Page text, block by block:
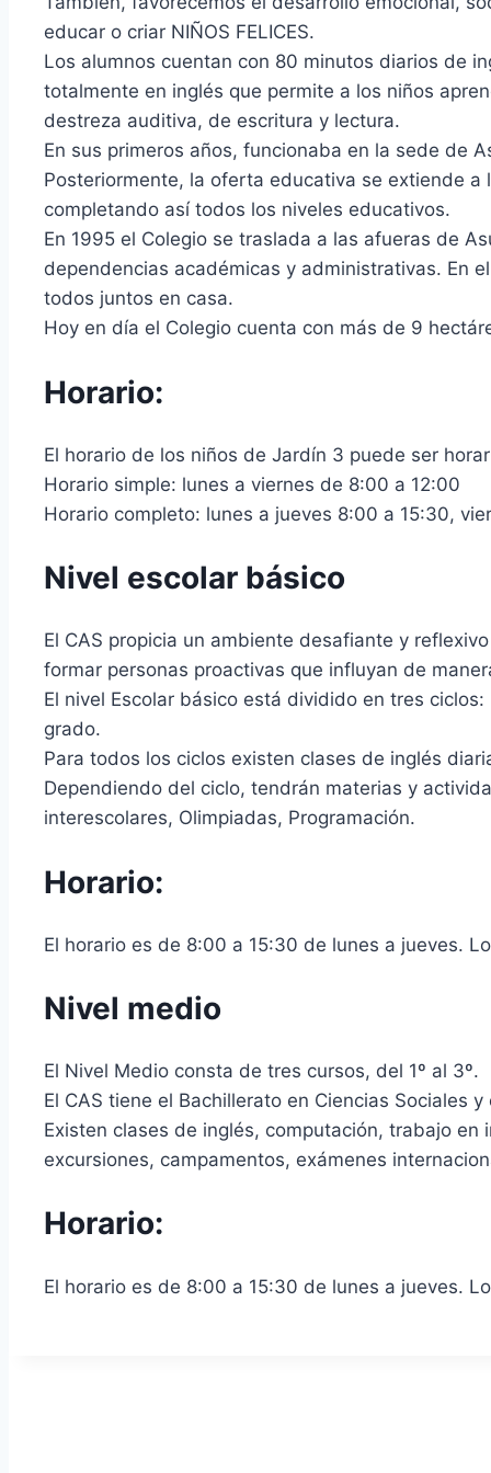
educar o criar NIÑOS FELICES.
Los alumnos cuentan con 80 minutos diarios de
totalmente en inglés que permite a los niños
destreza auditiva, de escritura y lectura.
En sus primeros años, funcionaba en la sede de
Posteriormente, la oferta educativa se extiende
completando así todos los niveles educativos.
En 1995 el Colegio se traslada a las afueras de
dependencias académicas y administrativas. En
todos juntos en casa.
Hoy en día el Colegio cuenta con más de 9
Horario:
El horario de los niños de Jardín 3 puede ser
Horario simple: lunes a viernes de 8:00 a 12:00
Horario completo: lunes a jueves 8:00 a 15:30,
Nivel escolar básico
El CAS propicia un ambiente desafiante y
formar personas proactivas que influyan de
El nivel Escolar básico está dividido en tres
grado.
Para todos los ciclos existen clases de inglés
Dependiendo del ciclo, tendrán materias y
interescolares, Olimpiadas, Programación.
Horario:
El horario es de 8:00 a 15:30 de lunes a jueves.
Nivel medio
El Nivel Medio consta de tres cursos, del 1º al 3º.
El CAS tiene el Bachillerato en Ciencias Sociales
Existen clases de inglés, computación, trabajo
excursiones, campamentos, exámenes
Horario:
El horario es de 8:00 a 15:30 de lunes a jueves.